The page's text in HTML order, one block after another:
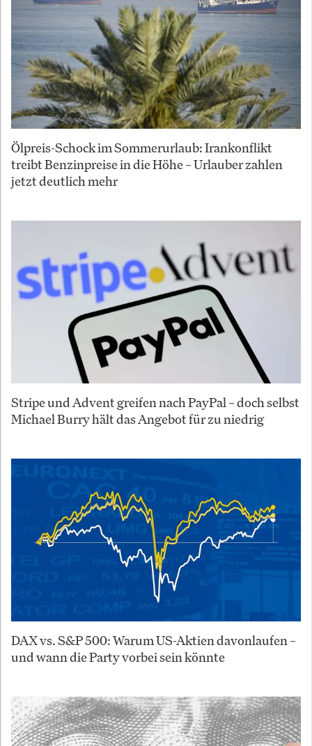
Ölpreis-Schock im Sommerurlaub: Irankonflikt
treibt Benzinpreise in die Höhe – Urlauber zahlen
jetzt deutlich mehr
Stripe und Advent greifen nach PayPal – doch selbst
Michael Burry hält das Angebot für zu niedrig
DAX vs. S&P 500: Warum US-Aktien davonlaufen –
und wann die Party vorbei sein könnte